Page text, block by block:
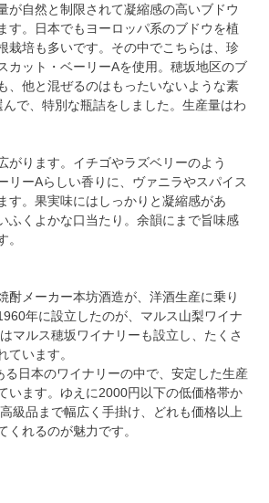
が自然と制限されて凝縮感の高いブドウ
す。日本でもヨーロッパ系のブドウを植
栽培も多いです。その中でこちらは、珍
カット・ベーリーAを使用。穂坂地区のブ
、他と混ぜるのはもったいないような素
で、特別な瓶詰をしました。生産量はわ
がります。イチゴやラズベリーのよう
リーAらしい香りに、ヴァニラやスパイス
す。果実味にはしっかりと凝縮感があ
ふくよかな口当たり。余韻にまで旨味感
。
酎メーカー本坊酒造が、洋酒生産に乗り
年に設立したのが、マルス山梨ワイナ
マルス穂坂ワイナリーも設立し、たくさ
ています。
日本のワイナリーの中で、安定した生産
います。ゆえに2000円以下の低価格帯か
級品まで幅広く手掛け、どれも価格以上
くれるのが魅力です。